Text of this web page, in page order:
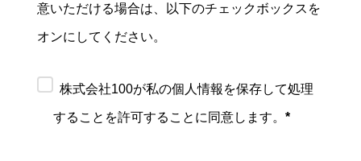
意いただける場合は、以下のチェックボックスを
オンにしてください。
株式会社100が私の個人情報を保存して処理
することを許可することに同意します。*